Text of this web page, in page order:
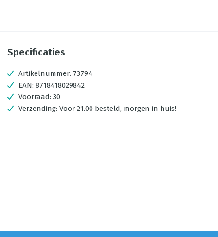
Specificaties
Artikelnummer: 73794
EAN: 8718418029842
Voorraad: 30
Verzending: Voor 21.00 besteld, morgen in huis!